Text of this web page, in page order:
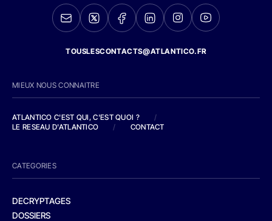
TOUSLESCONTACTS@ATLANTICO.FR
MIEUX NOUS CONNAITRE
ATLANTICO C'EST QUI, C'EST QUOI ?
/
LE RESEAU D'ATLANTICO
/ CONTACT
CATEGORIES
DECRYPTAGES
DOSSIERS